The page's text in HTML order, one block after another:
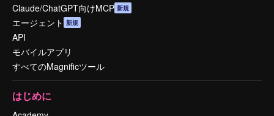
Claude/ChatGPT向けMCP 新規
エージェント 新規
API
モバイルアプリ
すべてのMagnificツール
はじめに